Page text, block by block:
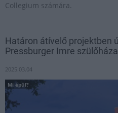
Collegium számára.
Határon átívelő projektben
Pressburger Imre szülőháza
2025.03.04
Mi épül?